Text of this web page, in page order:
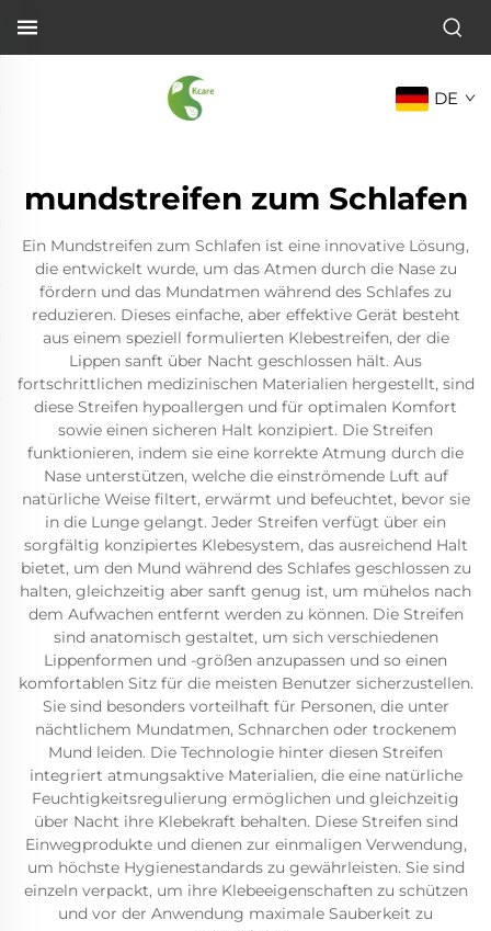
DE
mundstreifen zum Schlafen
Ein Mundstreifen zum Schlafen ist eine innovative Lösung,
die entwickelt wurde, um das Atmen durch die Nase zu
fördern und das Mundatmen während des Schlafes zu
reduzieren. Dieses einfache, aber effektive Gerät besteht
aus einem speziell formulierten Klebestreifen, der die
Lippen sanft über Nacht geschlossen hält. Aus
fortschrittlichen medizinischen Materialien hergestellt, sind
diese Streifen hypoallergen und für optimalen Komfort
sowie einen sicheren Halt konzipiert. Die Streifen
funktionieren, indem sie eine korrekte Atmung durch die
Nase unterstützen, welche die einströmende Luft auf
natürliche Weise filtert, erwärmt und befeuchtet, bevor sie
in die Lunge gelangt. Jeder Streifen verfügt über ein
sorgfältig konzipiertes Klebesystem, das ausreichend Halt
bietet, um den Mund während des Schlafes geschlossen zu
halten, gleichzeitig aber sanft genug ist, um mühelos nach
dem Aufwachen entfernt werden zu können. Die Streifen
sind anatomisch gestaltet, um sich verschiedenen
Lippenformen und -größen anzupassen und so einen
komfortablen Sitz für die meisten Benutzer sicherzustellen.
Sie sind besonders vorteilhaft für Personen, die unter
nächtlichem Mundatmen, Schnarchen oder trockenem
Mund leiden. Die Technologie hinter diesen Streifen
integriert atmungsaktive Materialien, die eine natürliche
Feuchtigkeitsregulierung ermöglichen und gleichzeitig
über Nacht ihre Klebekraft behalten. Diese Streifen sind
Einwegprodukte und dienen zur einmaligen Verwendung,
um höchste Hygienestandards zu gewährleisten. Sie sind
einzeln verpackt, um ihre Klebeeigenschaften zu schützen
und vor der Anwendung maximale Sauberkeit zu